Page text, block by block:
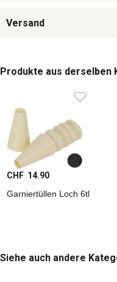
Versand
Produkte aus derselben
CHF 14.90
Garniertüllen Loch 6tl
Siehe auch andere